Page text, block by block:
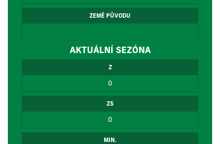
ZEMĚ PŮVODU
AKTUÁLNÍ SEZÓNA
Z
0
ZS
0
MIN.